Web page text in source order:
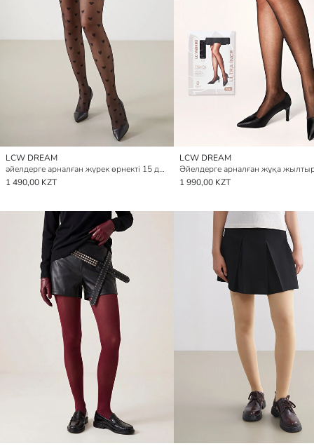
LCW DREAM
әйелдерге арналған жүрек өрнекті 15 дене жұқа колготка
1 490,00 KZT
LCW DREAM
1 990,00 KZT